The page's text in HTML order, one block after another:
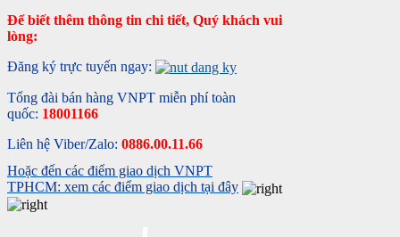
Để biết thêm thông tin chi tiết, Quý khách vui
lòng:
Đăng ký trực tuyến ngay:
Tổng đài bán hàng VNPT miễn phí toàn
quốc: 18001166
Liên hệ Viber/Zalo: 0886.00.11.66
Hoặc đến các điểm giao dịch VNPT
TPHCM: xem các điểm giao dịch tại đây